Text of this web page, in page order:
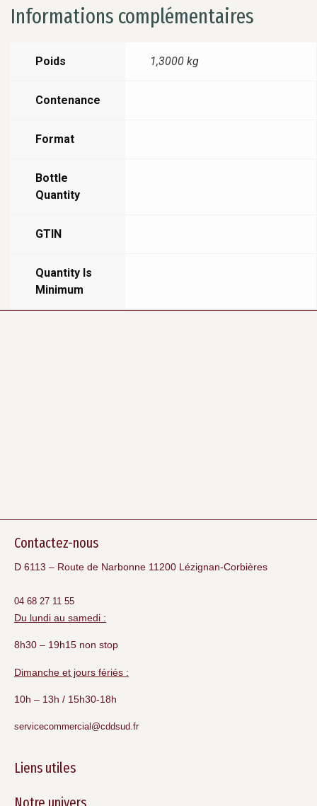
Informations complémentaires
Poids 1,3000 kg
Contenance
Format
Bottle
Quantity
GTIN
Quantity Is
Minimum
Contactez-nous
D 6113 – Route de Narbonne 11200 Lézignan-Corbières
04 68 27 11 55
Du lundi au samedi :
8h30 – 19h15 non stop
Dimanche et jours fériés :
10h – 13h / 15h30-18h
servicecommercial@cddsud.fr
Liens utiles
Notre univers